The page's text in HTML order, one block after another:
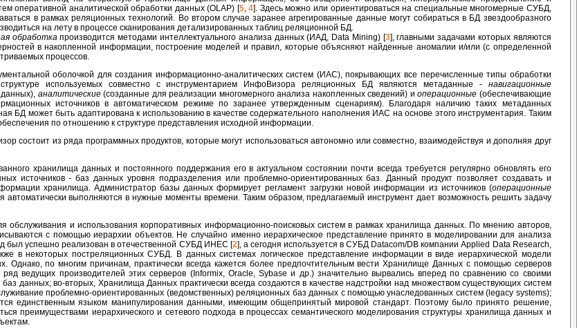
оперативной аналитической обработки данных (OLAP) [5,4]. Здесь можно или ориентироваться на специальные многомерные СУБД,
в рамках реляционных технологий. Во втором случае заранее агрегированные данные могут собираться в БД звездообразного
на лету в процессе сканирования детализированных таблиц реляционной БД.
обработкапроизводится методами интеллектуального анализа данных (ИАД, Data Mining) [3], главными задачами которых являются
в накопленной информации, построение моделей и правил, которые объясняют найденные аномалии и/или (с определенной
процессов.
оболочкой для создания информационно-аналитических систем (ИАС), покрывающих все перечисленные типы обработки
используемых совместно с инструментарием ИнфоВизора реляционных БД являются метаданные - навигационные
аналитические(созданные для реализации многомерного анализа накопленных сведений) иоперационные (обеспечивающие
источников в автоматическом режиме по заранее утвержденным сценариям). Благодаря наличию таких метаданных
БД может быть адаптирована к использованию в качестве содержательного наполнения ИАС на основе этого инструментария. Таким
по отношению к структуре представления исходной информации.
состоит из ряда программных продуктов, которые могут использоваться автономно или совместно, взаимодействуя и дополняя друг
хранилища данных и постоянного поддержания его в актуальном состоянии почти всегда требуется регулярно обновлять его
источников - баз данных уровня подразделения или проблемно-ориентированных баз. Данный продукт позволяет создавать и
хранилища. Администратор базы данных формирует регламент загрузки новой информации из источников (операционные
автоматически выполняются в нужные моменты времени. Таким образом, предлагаемый инструмент дает возможность решить задачу
обслуживания и использования корпоративных информационно-поисковых систем в рамках хранилища данных. По мнению авторов,
с помощью иерархии объектов. Не случайно именно иерархическое представление принято в моделировании для анализа
был успешно реализован в отечественной СУБД ИНЕС [2], а сегодня используется в СУБД Datacom/DB компании Applied Data Research,
в некоторых постреляционных СУБД. В данных системах логическое представление информации в виде иерархической модели
Однако, по многим причинам, практически всегда кажется более предпочтительным вести Хранилище Данных с помощью серверов
ведущих производителей этих серверов (Informix, Oracle, Sybase и др.) значительно вырвались вперед по сравнению со своими
данных; во-вторых, Хранилища Данных практически всегда создаются в качестве надстройки над множеством существующих систем
проблемно-ориентированных (ведомственных) реляционных баз данных с помощью унаследованных систем (legacy systems);
единственным языком манипулирования данными, имеющим общепринятый мировой стандарт. Поэтому было принято решение,
преимуществами иерархического и сетевого подхода в процессах семантического моделирования структуры хранилища данных и